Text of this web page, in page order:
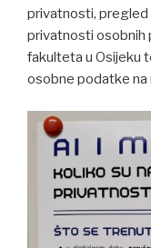
privatnosti, pregled
privatnosti osobnih
fakulteta u Osijeku
osobne podatke na